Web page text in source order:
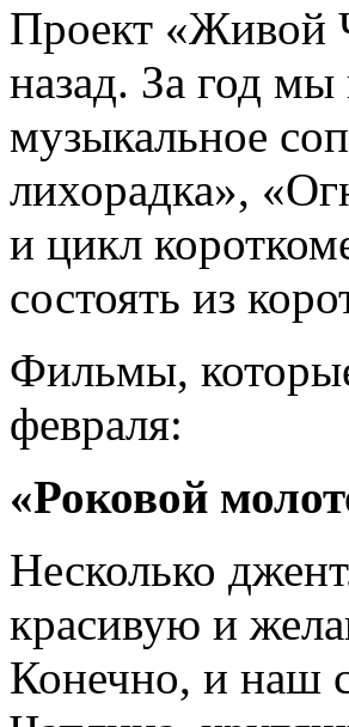
Проект «Живой
назад. За год
музыкальное
лихорадка»,
и цикл
состоять из
Фильмы,
февраля:
«Роковой
Несколько
красивую и
Конечно, и наш